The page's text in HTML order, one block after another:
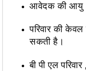
आवेदक की आयु
परिवार की
सकती है।
बी पी एल